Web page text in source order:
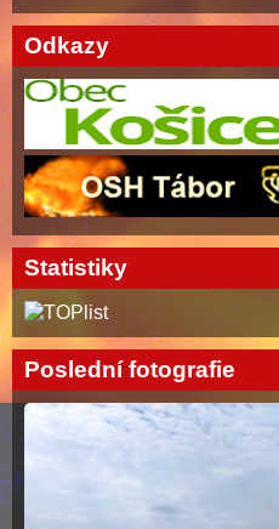
Odkazy
Statistiky
Poslední fotografie